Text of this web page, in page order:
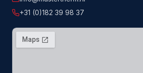
+31 (0)182 39 98 37